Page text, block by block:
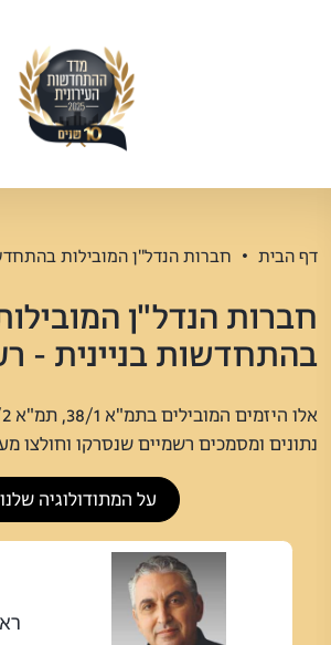
דף הבית חברות הנדל"ן המובילות
חברות הנדל"ן
בהתחדשות בניינית -
נתונים ומסמכים רשמיים שנסרקו וחולצו
על המתודולוגיה שלנו